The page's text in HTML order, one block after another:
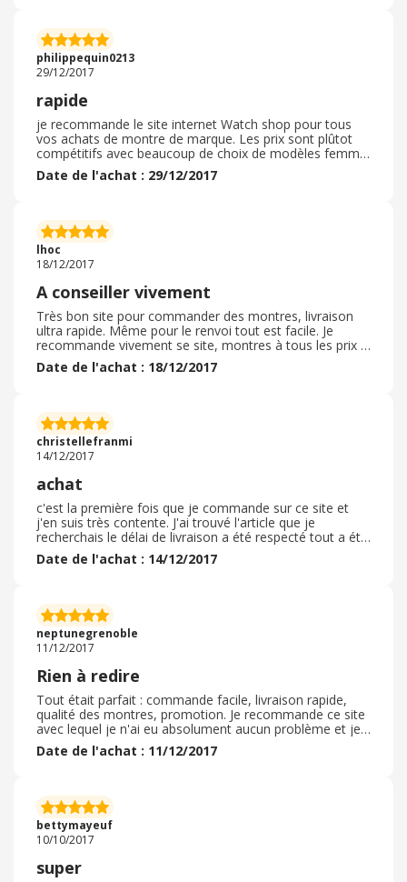
philippequin0213
29/12/2017
rapide
je recommande le site internet Watch shop pour tous
vos achats de montre de marque. Les prix sont plûtot
compétitifs avec beaucoup de choix de modèles femme
ou homme et une livraison rapide en moins de deux
jours.
Date de l'achat : 29/12/2017
lhoc
18/12/2017
A conseiller vivement
Très bon site pour commander des montres, livraison
ultra rapide. Même pour le renvoi tout est facile. Je
recommande vivement se site, montres à tous les prix ,
même en période de Noël la livraison se fait en 24
heures, du jour au lendemain.
Date de l'achat : 18/12/2017
christellefranmi
14/12/2017
achat
c'est la première fois que je commande sur ce site et
j'en suis très contente. J'ai trouvé l'article que je
recherchais le délai de livraison a été respecté tout a été
vraiment très bien. Je recommande vivement ce site
Date de l'achat : 14/12/2017
neptunegrenoble
11/12/2017
Rien à redire
Tout était parfait : commande facile, livraison rapide,
qualité des montres, promotion. Je recommande ce site
avec lequel je n'ai eu absolument aucun problème et je
recommanderai certainement. Site de confiance.
Date de l'achat : 11/12/2017
bettymayeuf
10/10/2017
super